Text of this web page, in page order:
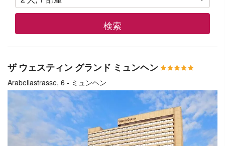
検索
ザ ウェスティン グランド ミュンヘン
Arabellastrasse, 6 - ミュンヘン